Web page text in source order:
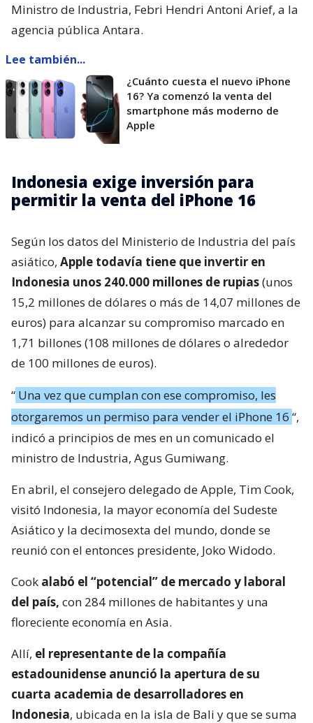
Ministro de Industria, Febri Hendri Antoni Arief, a la
agencia pública Antara.
Lee también...
¿Cuánto cuesta el nuevo iPhone
16? Ya comenzó la venta del
smartphone más moderno de
Apple
Indonesia exige inversión para
permitir la venta del iPhone 16
Según los datos del Ministerio de Industria del país
asiático, Apple todavía tiene que invertir en
Indonesia unos 240.000 millones de rupias(unos
15,2 millones de dólares o más de 14,07 millones de
euros) para alcanzar su compromiso marcado en
1,71 billones (108 millones de dólares o alrededor
de 100 millones de euros).
“ Una vez que cumplan con ese compromiso, les
otorgaremos un permiso para vender el iPhone 16 “,
indicó a principios de mes en un comunicado el
ministro de Industria, Agus Gumiwang.
En abril, el consejero delegado de Apple, Tim Cook,
visitó Indonesia, la mayor economía del Sudeste
Asiático y la decimosexta del mundo, donde se
reunió con el entonces presidente, Joko Widodo.
Cook alabó el “potencial” de mercado y laboral
del país, con 284 millones de habitantes y una
floreciente economía en Asia.
Allí, el representante de la compañía
estadounidense anunció la apertura de su
cuarta academia de desarrolladores en
Indonesia, ubicada en la isla de Bali y que se suma